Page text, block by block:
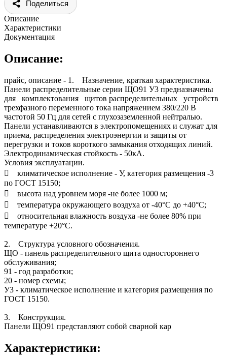
Поделиться
Описание
Характеристики
Документация
Описание:
прайс, описание - 1. Назначение, краткая характеристика.
Панели распределительные серии ЩО91 У3 предназначены
для комплектования щитов распределительных устройств
трехфазного переменного тока напряжением 380/220 В
частотой 50 Гц для сетей с глухозаземленной нейтралью.
Панели устанавливаются в электропомещениях и служат для
приема, распределения электроэнергии и защиты от
перегрузки и токов короткого замыкания отходящих линий.
Электродинамическая стойкость - 50кА.
Условия эксплуатации.
 климатическое исполнение - У, категория размещения -3
по ГОСТ 15150;
 высота над уровнем моря -не более 1000 м;
 температура окружающего воздуха от -40°С до +40°С;
 относительная влажность воздуха -не более 80% при
температуре +20°С.
2. Структура условного обозначения.
ЩО - панель распределительного щита одностороннего
обслуживания;
91 - год разработки;
20 - номер схемы;
У3 - климатическое исполнение и категория размещения по
ГОСТ 15150.
3. Конструкция.
Панели ЩО91 представляют собой сварной кар
Характеристики: